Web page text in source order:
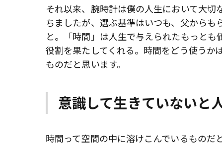
それ以来、腕時計は僕の人生において大
ちましたが、選ぶ基準はいつも、父からも
と。「時間」は人生で与えられたもっと
役割を果たしてくれる。時間をどう使うか
ものだと思います。
意識して生きていないと
時間って空間の中に溶けこんでいるものだ